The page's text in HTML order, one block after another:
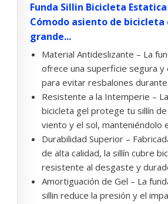
Funda Sillin Bicicleta
Cómodo asiento de
grande...
Material Antideslizante – La
ofrece una superficie segura y
para evitar resbalones durante
Resistente a la Intemperie –
bicicleta gel protege tu sillín de
viento y el sol, manteniéndolo
Durabilidad Superior –
de alta calidad, la sillín cubre
resistente al desgaste y
Amortiguación de Gel – La
sillin reduce la presión y el